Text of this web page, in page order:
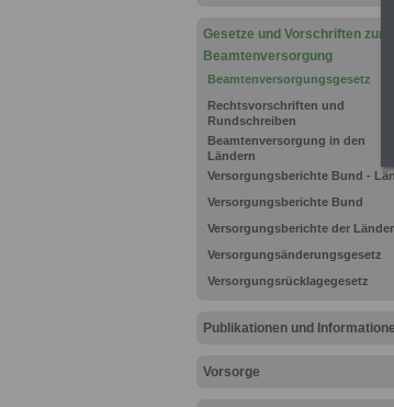
Gesetze und Vorschriften zur
Beamtenversorgung
Beamtenversorgungsgesetz
Rechtsvorschriften und
Rundschreiben
Beamtenversorgung in den
Ländern
Versorgungsberichte Bund -
Versorgungsberichte Bund
Versorgungsberichte der Länder
Versorgungsänderungsgesetz
Versorgungsrücklagegesetz
Publikationen und
Vorsorge